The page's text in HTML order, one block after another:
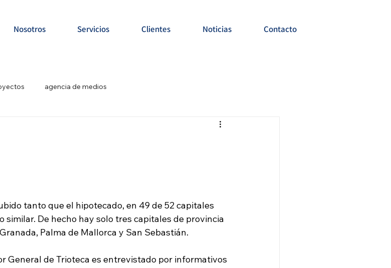
Nosotros Servicios Clientes Noticias Contacto
agencia de medios
tanto que el hipotecado, en 49 de 52 capitales
similar. De hecho hay solo tres capitales de provincia
Palma de Mallorca y San Sebastián.
General de Trioteca es entrevistado por informativos